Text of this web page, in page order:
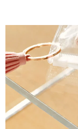
For
For
面
All
device
Red
For
LED
LED
生髮
LED
Full-
NEW
智利
中國
哥倫比亞
克羅埃西亞
賽普勒斯